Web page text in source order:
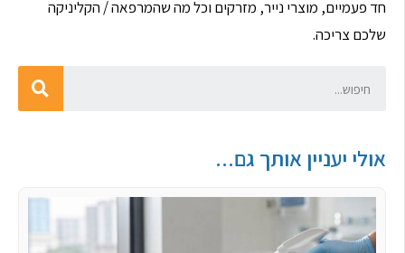
חד פעמיים, מוצרי נייר, מזרקים וכל מה שהמרפאה / הקליניקה
שלכם צריכה.
אולי יעניין אותך גם...